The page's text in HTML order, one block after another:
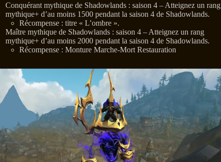
Conquérant mythique de Shadowlands : saison 4 – Atteignez un rang
mythique+ d’au moins 1500 pendant la saison 4 de Shadowlands.
Récompense : titre « L’ombre ».
Maître mythique de Shadowlands : saison 4 – Atteignez un rang
mythique+ d’au moins 2000 pendant la saison 4 de Shadowlands.
Récompense : Monture Marche-Mort Restauration